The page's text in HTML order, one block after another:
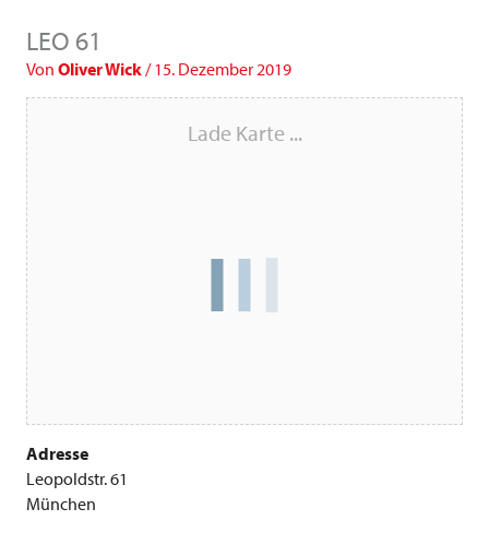
LEO 61
Von Oliver Wick/15. Dezember 2019
Lade Karte ...
Adresse
Leopoldstr. 61
München